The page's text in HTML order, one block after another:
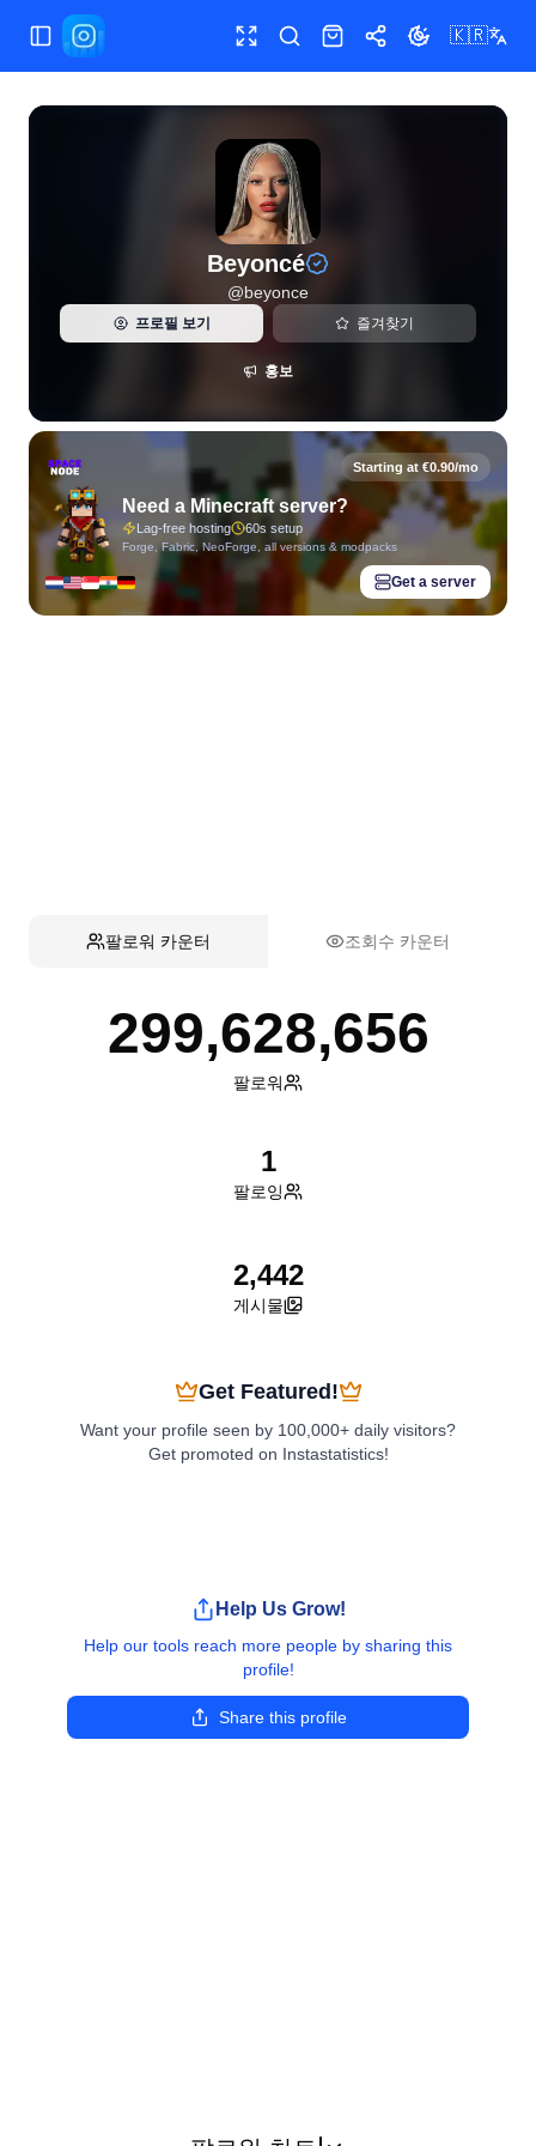
메뉴 전환 전체 화면
검색 샵 공유 테마 전환
🇰🇷
Beyoncé(@beyonce)의 Instagram 실시간 통계와 팔로워 분
Beyoncé
@beyonce
프로필 보기 즐겨찾기
홍보
Starting at €0.90/mo
Need a Minecraft server?
Lag-free hosting 60s setup
Forge, Fabric, NeoForge, all versions & modpacks
Get a server
팔로워 카운터 조회수 카운터
299,628,656
팔로워
1
팔로잉
2,442
게시물
Get Featured!
Want your profile seen by 100,000+ daily visitors?
Get promoted on Instastatistics!
Help Us Grow!
Help our tools reach more people by sharing this
profile!
Share this profile